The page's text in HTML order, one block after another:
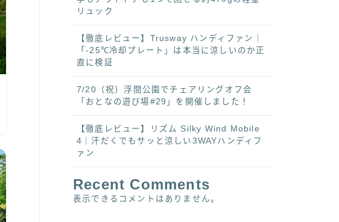
リュック
【徹底レビュー】Trusway ハンディファン｜
「-25℃冷却プレート」は本当に涼しいのか正
直に検証
7/20（祝）浮間公園でチェアリングオフ会
「おとなの遊び場#29」を開催しました！
【徹底レビュー】リズム Silky Wind Mobile
4｜汗だくでもサッと涼しい3WAYハンディフ
ァン
Recent Comments
表示できるコメントはありません。